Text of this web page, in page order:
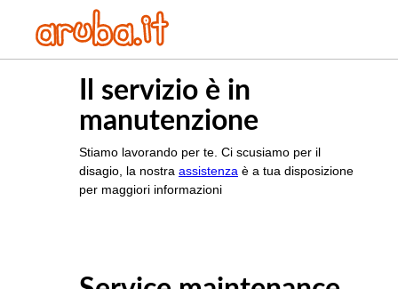
Il servizio è in
manutenzione
Stiamo lavorando per te. Ci scusiamo per il
disagio, la nostra assistenza è a tua disposizione
per maggiori informazioni